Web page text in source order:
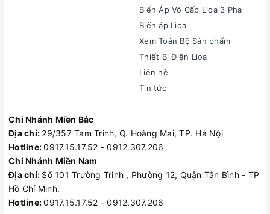
Biến Áp Vô Cấp Lioa 3 Pha
Biến áp Lioa
Xem Toàn Bộ Sản phẩm
Thiết Bị Điện Lioa
Liên hệ
Tin tức
Chi Nhánh Miền Bắc
Địa chỉ: 29/357 Tam Trinh, Q. Hoàng Mai, TP. Hà Nội
Hotline:0917.15.17.52 - 0912.307.206
Chi Nhánh Miền Nam
Địa chỉ: Số 101 Trường Trinh , Phường 12, Quận Tân Bình - TP
Hồ Chí Minh.
Hotline:0917.15.17.52 - 0912.307.206